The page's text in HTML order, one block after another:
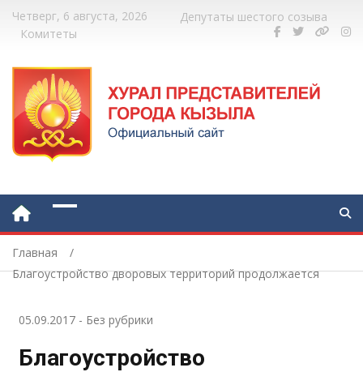
Четверг, 6 августа, 2026
Депутаты шестого созыва
Комитеты
Главная
Благоустройство дворовых территорий продолжается
05.09.2017 - Без рубрики
Благоустройство